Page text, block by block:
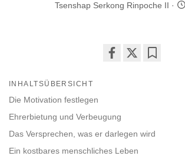
Tsenshap Serkong Rinpoche II
INHALTSÜBERSICHT
Die Motivation festlegen
Ehrerbietung und Verbeugung
Das Versprechen, was er darlegen wird
Ein kostbares menschliches Leben